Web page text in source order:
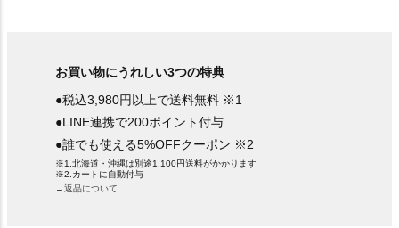
お買い物にうれしい3つの特典
●税込3,980円以上で送料無料 ※1
●LINE連携で200ポイント付与
●誰でも使える5%OFFクーポン ※2
※1.北海道・沖縄は別途1,100円送料がかかります
※2.カートに自動付与
→返品について